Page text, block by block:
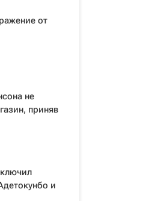
от
не
приняв
и